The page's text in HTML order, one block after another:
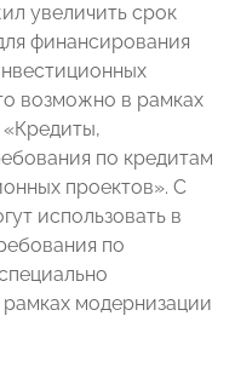
увеличить срок
финансирования
возможно в рамках
по кредитам
проектов». С
использовать в
по
модернизации